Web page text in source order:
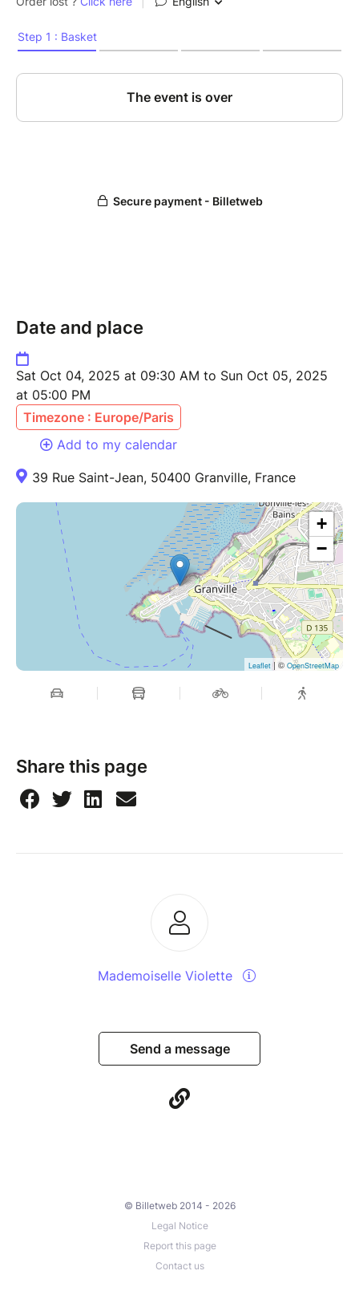
tu as l’opportunité de profiter de notre notoriété pour
✨ ET/OU BOOSTER TA COMMUNICATION
rayonner ton activité.
Date and place
Sat Oct 04, 2025 at 09:30 AM to Sun Oct 05, 2025
at 05:00 PM
Timezone : Europe/Paris
Add to my calendar
39 Rue Saint-Jean, 50400 Granville, France
+
−
Leaflet | © OpenStreetMap
Share this page
Mademoiselle Violette
Send a message
© Billetweb 2014 - 2026
Legal Notice
Report this page
Contact us